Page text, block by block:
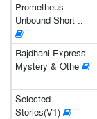
Prometheus
Unbound Short ..
Rajdhani Express
Mystery & Othe
Selected
Stories(V1)